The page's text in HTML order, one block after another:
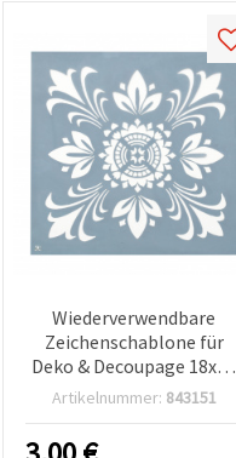
Wiederverwendbare
Zeichenschablone für
Deko & Decoupage 18x18
cm L41
Artikelnummer: 843151